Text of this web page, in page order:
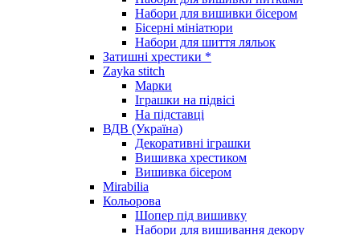
Набори для вишивки бісером
Бісерні мініатюри
Набори для шиття ляльок
Затишні хрестики *
Zayka stitch
Марки
Іграшки на підвісі
На підставці
ВДВ (Україна)
Декоративні іграшки
Вишивка хрестиком
Вишивка бісером
Mirabilia
Кольорова
Шопер під вишивку
Набори для вишивання декору